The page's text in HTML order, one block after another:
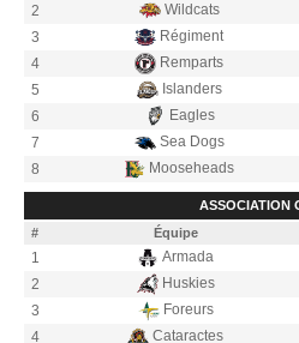
2
Wildcats
3
Régiment
4
Remparts
5
Islanders
6
Eagles
7
Sea Dogs
8
Mooseheads
ASSOCIATION
#
Équipe
1 Armada
2
Huskies
3
Foreurs
4
Cataractes